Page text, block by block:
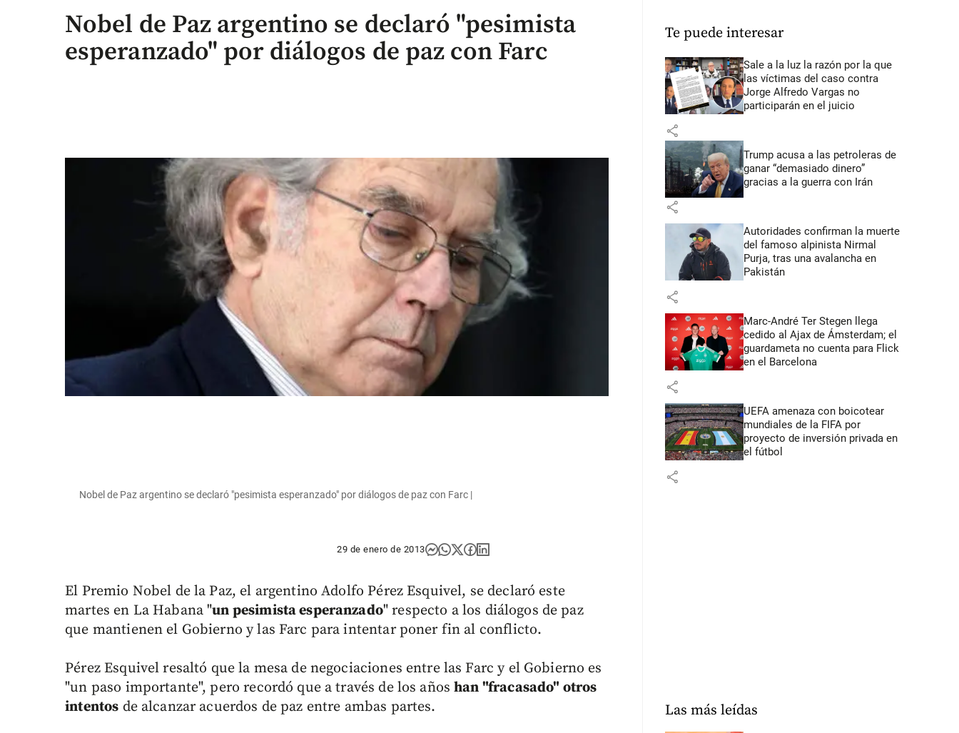
Nobel de Paz argentino se declaró "pesimista
esperanzado" por diálogos de paz con Farc
Nobel de Paz argentino se declaró "pesimista esperanzado" por diálogos de paz con Farc |
29 de enero de 2013
El Premio Nobel de la Paz, el argentino Adolfo Pérez Esquivel, se declaró este
martes en La Habana "un pesimista esperanzado" respecto a los diálogos de paz
que mantienen el Gobierno y las Farc para intentar poner fin al conflicto.
Pérez Esquivel resaltó que la mesa de negociaciones entre las Farc y el Gobierno es
"un paso importante", pero recordó que a través de los añoshan "fracasado" otros
intentos de alcanzar acuerdos de paz entre ambas partes.
Te puede interesar
Sale a la luz la razón por la que
las víctimas del caso contra
Jorge Alfredo Vargas no
participarán en el juicio
share
Trump acusa a las petroleras de
ganar “demasiado dinero”
gracias a la guerra con Irán
share
Autoridades confirman la muerte
del famoso alpinista Nirmal
Purja, tras una avalancha en
Pakistán
share
Marc-André Ter Stegen llega
cedido al Ajax de Ámsterdam; el
guardameta no cuenta para Flick
en el Barcelona
share
UEFA amenaza con boicotear
mundiales de la FIFA por
proyecto de inversión privada en
el fútbol
share
Las más leídas